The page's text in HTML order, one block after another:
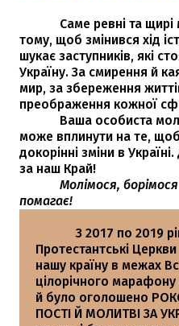
Саме ревні та
тому, щоб змінився хід
шукає заступників, які
Україну. За смирення й
мир, за збереження
преображення кожної
Ваша особиста
може вплинути на те,
докорінні зміни в
за наш Край!
Молімося,
помагає!
З 2017 по 2019
Протестантські
нашу країну в межах
цілорічного
й було оголошено
ПОСТІ Й МОЛИТВІ ЗА